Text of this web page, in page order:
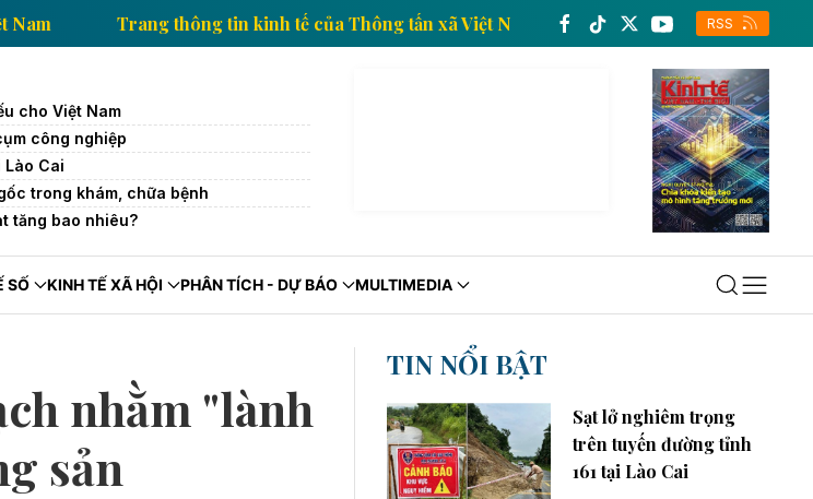
xã Việt Nam Trang thông tin kinh tế của Thông tấn xã Việt Nam Trang thông tin
RSS
cho Việt Nam
công nghiệp
Lào Cai
trong khám, chữa bệnh
tăng bao nhiêu?
SỐ KINH TẾ XÃ HỘI PHÂN TÍCH - DỰ BÁO MULTIMEDIA
nhằm "lành
sản
TIN NỔI BẬT
Sạt lở nghiêm trọng
trên tuyến đường tỉnh
161 tại Lào Cai